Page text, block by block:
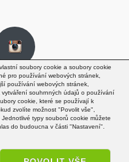
soubory cookie a soubory cookie
pro používání webových stránek,
používání webových stránek,
souhrnných údajů o používání
cookie, které se používají k
zvolíte možnost "Povolit vše",
typy souborů cookie můžete
do budoucna v části "Nastavení".